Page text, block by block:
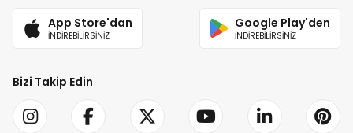
App Store'dan
İNDİREBİLİRSİNİZ
Google Play'den
İNDİREBİLİRSİNİZ
Bizi Takip Edin